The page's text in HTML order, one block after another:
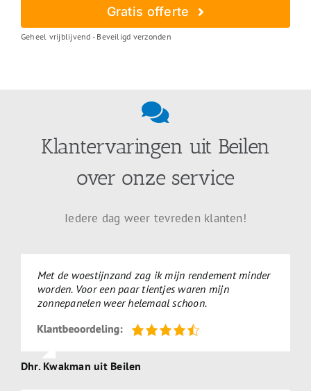
Gratis offerte
Geheel vrijblijvend - Beveiligd verzonden
Klantervaringen uit Beilen
over onze service
Iedere dag weer tevreden klanten!
Met de woestijnzand zag ik mijn rendement minder
worden. Voor een paar tientjes waren mijn
zonnepanelen weer helemaal schoon.
Dhr. Kwakman uit Beilen